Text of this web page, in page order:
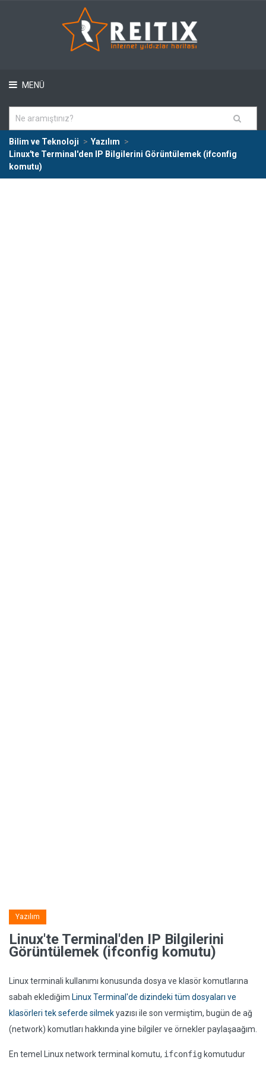
MENÜ
Bilim ve Teknoloji
Yazılım
Linux'te Terminal'den IP Bilgilerini Görüntülemek (ifconfig
komutu)
Yazılım
Linux'te Terminal'den IP Bilgilerini
Görüntülemek (ifconfig komutu)
Linux terminali kullanımı konusunda dosya ve klasör komutlarına
sabah eklediğim Linux Terminal'de dizindeki tüm dosyaları ve
klasörleri tek seferde silmekyazısı ile son vermiştim, bugün de ağ
(network) komutları hakkında yine bilgiler ve örnekler paylaşaağım.
En temel Linux network terminal komutu, ifconfig komutudur